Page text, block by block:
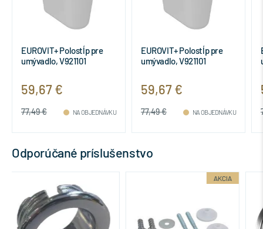
EUROVIT+ Polostĺp pre
umývadlo, V921101
59,67 €
77,49 € NA OBJEDNÁVKU
EUROVIT+ Polostĺp pre
umývadlo, V921101
59,67 €
77,49 € NA OBJEDNÁVKU
Odporúčané príslušenstvo